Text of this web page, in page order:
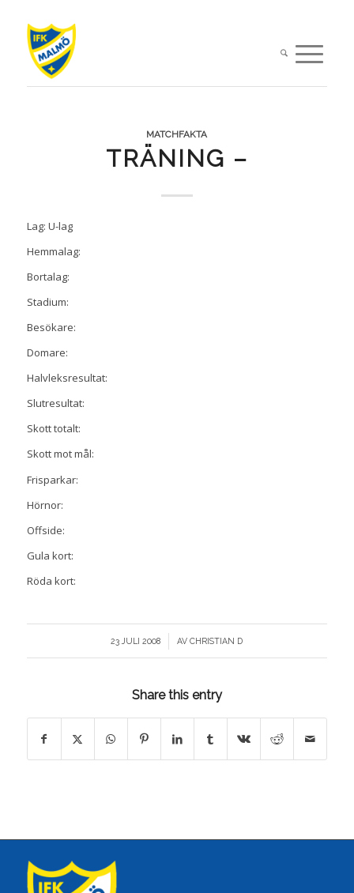
MATCHFAKTA
TRÄNING –
Lag: U-lag
Hemmalag:
Bortalag:
Stadium:
Besökare:
Domare:
Halvleksresultat:
Slutresultat:
Skott totalt:
Skott mot mål:
Frisparkar:
Hörnor:
Offside:
Gula kort:
Röda kort:
23 JULI 2008
/ AVCHRISTIAN D
Share this entry